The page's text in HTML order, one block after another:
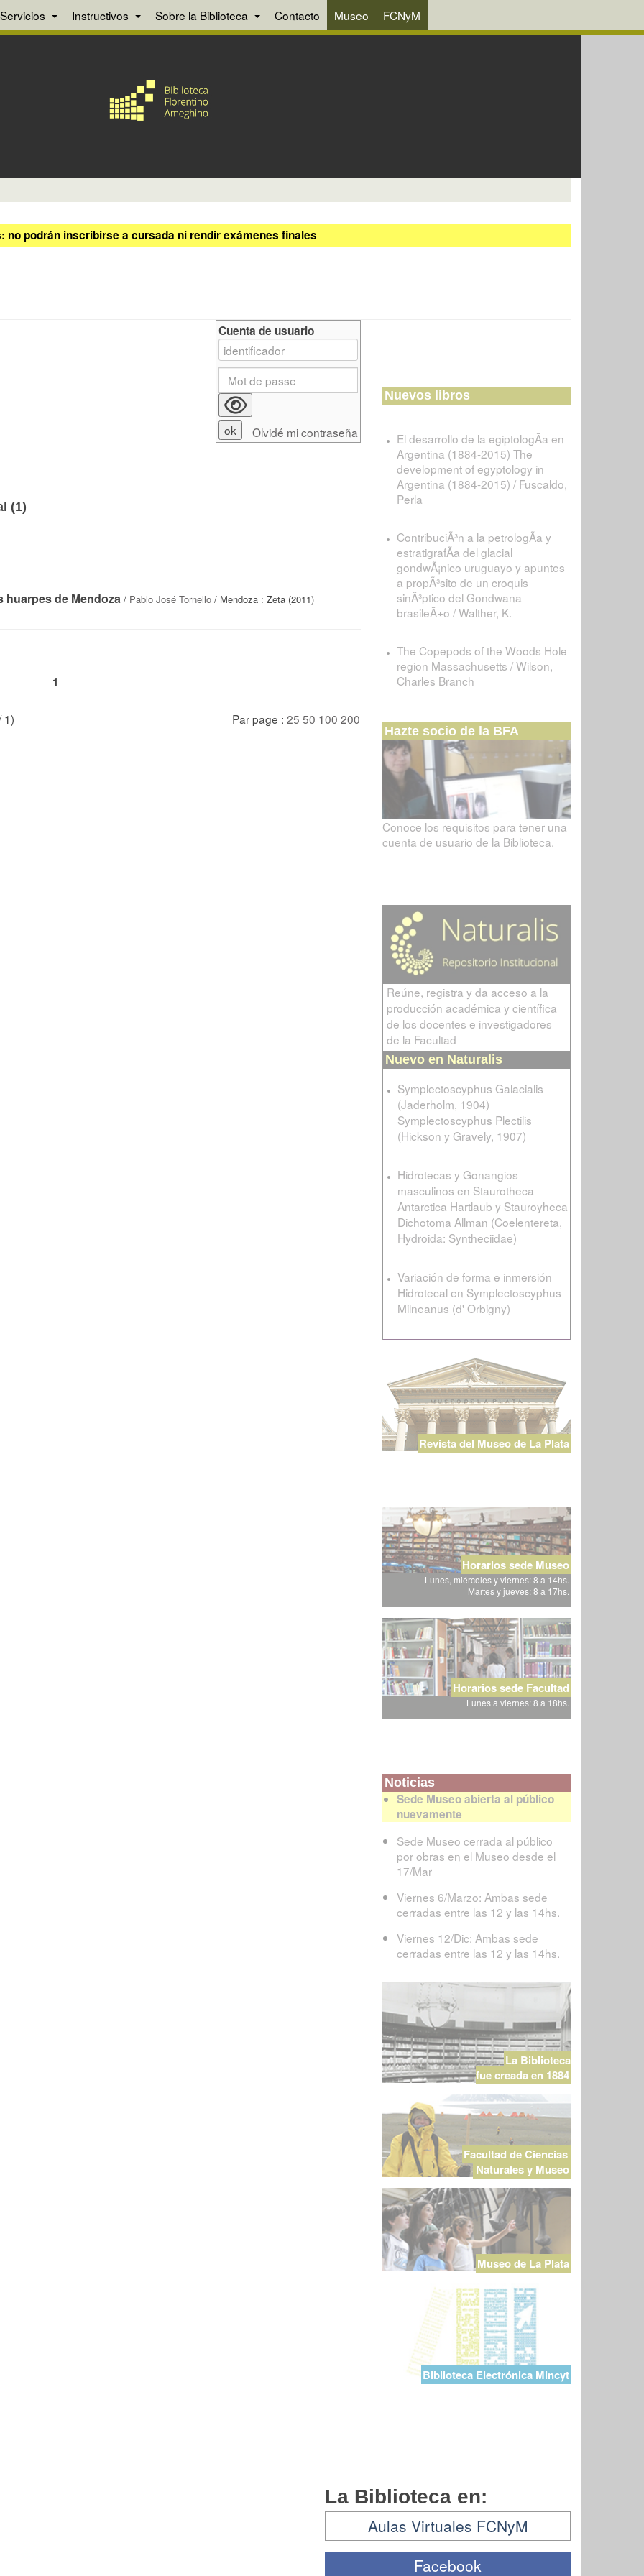
Servicios Instructivos Sobre la Biblioteca Contacto Museo FCNyM
podrán inscribirse a cursada ni rendir exámenes finales
(1)
huarpes de Mendoza / Pablo José Tornello / Mendoza : Zeta (2011)
1
1) Par page : 25 50 100 200
Cuenta de usuario
Olvidé mi contraseña
Nuevos libros
El desarrollo de la egiptologÃ­a en
Argentina (1884-2015) The
development of egyptology in
Argentina (1884-2015) / Fuscaldo,
Perla
ContribuciÃ³n a la petrologÃ­a y
estratigrafÃ­a del glacial
gondwÃ¡nico uruguayo y apuntes
a propÃ³sito de un croquis
sinÃ³ptico del Gondwana
brasileÃ±o / Walther, K.
The Copepods of the Woods Hole
region Massachusetts / Wilson,
Charles Branch
Hazte socio de la BFA
Conoce los requisitos para tener una
cuenta de usuario de la Biblioteca.
Reúne, registra y da acceso a la
producción académica y científica
de los docentes e investigadores
de la Facultad
Nuevo en Naturalis
Symplectoscyphus Galacialis
(Jaderholm, 1904)
Symplectoscyphus Plectilis
(Hickson y Gravely, 1907)
Hidrotecas y Gonangios
masculinos en Staurotheca
Antarctica Hartlaub y Stauroyheca
Dichotoma Allman (Coelentereta,
Hydroida: Syntheciidae)
Variación de forma e inmersión
Hidrotecal en Symplectoscyphus
Milneanus (d' Orbigny)
Revista del Museo de La Plata
Horarios sede Museo
Lunes, miércoles y viernes: 8 a 14hs.
Martes y jueves: 8 a 17hs.
Horarios sede Facultad
Lunes a viernes: 8 a 18hs.
Noticias
Sede Museo abierta al público
nuevamente
Sede Museo cerrada al público
por obras en el Museo desde el
17/Mar
Viernes 6/Marzo: Ambas sede
cerradas entre las 12 y las 14hs.
Viernes 12/Dic: Ambas sede
cerradas entre las 12 y las 14hs.
La Biblioteca
fue creada en 1884
Facultad de Ciencias
Naturales y Museo
Museo de La Plata
Biblioteca Electrónica Mincyt
La Biblioteca en:
Aulas Virtuales FCNyM
Facebook